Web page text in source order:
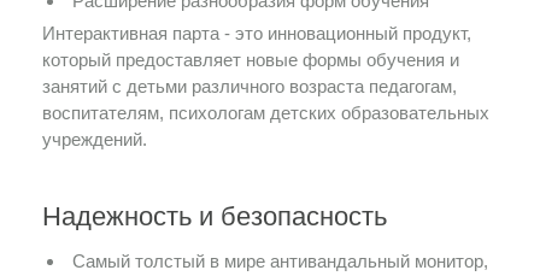
Интерактивная парта - это инновационный продукт,
который предоставляет новые формы обучения и
занятий с детьми различного возраста педагогам,
воспитателям, психологам детских образовательных
учреждений.
Надежность и безопасность
Самый толстый в мире антивандальный монитор,